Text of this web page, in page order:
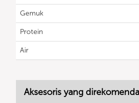
Gemuk
Protein
Air
Aksesoris yang